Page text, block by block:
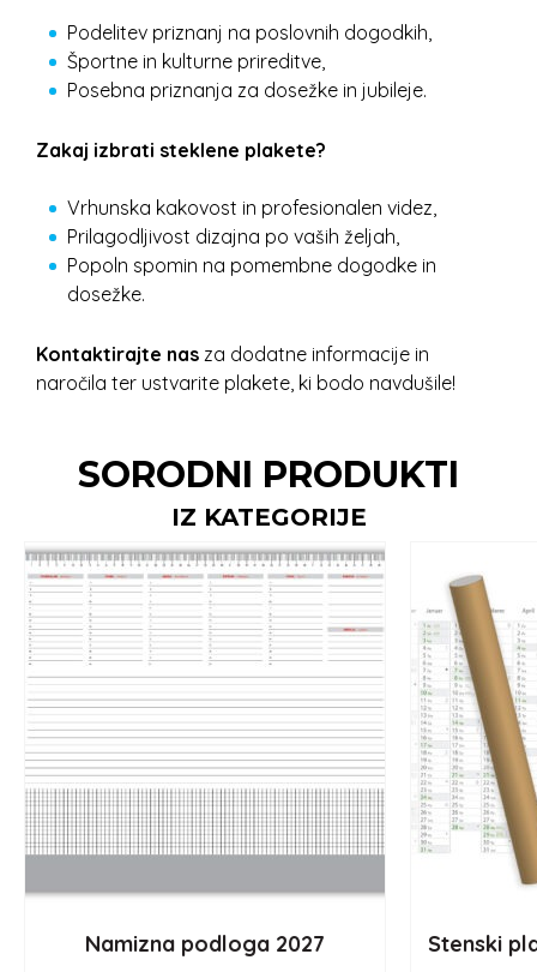
Podelitev priznanj na poslovnih dogodkih,
Športne in kulturne prireditve,
Posebna priznanja za dosežke in jubileje.
Zakaj izbrati steklene plakete?
Vrhunska kakovost in profesionalen videz,
Prilagodljivost dizajna po vaših željah,
Popoln spomin na pomembne dogodke in
dosežke.
Kontaktirajte nas za dodatne informacije in
naročila ter ustvarite plakete, ki bodo navdušile!
SORODNI PRODUKTI
IZ KATEGORIJE
Namizna podloga 2027 Stenski